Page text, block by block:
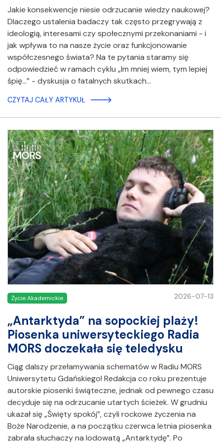
Jakie konsekwencje niesie odrzucanie wiedzy naukowej?
Dlaczego ustalenia badaczy tak często przegrywają z
ideologią, interesami czy społecznymi przekonaniami - i
jak wpływa to na nasze życie oraz funkcjonowanie
współczesnego świata? Na te pytania staramy się
odpowiedzieć w ramach cyklu „Im mniej wiem, tym lepiej
śpię...” - dyskusja o fatalnych skutkach…
CZYTAJ CAŁY ARTYKUŁ
Życie Akademickie 2026-07-13
„Antarktyda” na sopockiej plaży!
Piosenka uniwersyteckiego Radia
MORS doczekała się teledysku
Ciąg dalszy przełamywania schematów w Radiu MORS
Uniwersytetu Gdańskiego! Redakcja co roku prezentuje
autorskie piosenki świąteczne, jednak od pewnego czasu
decyduje się na odrzucanie utartych ścieżek. W grudniu
ukazał się „Święty spokój”, czyli rockowe życzenia na
Boże Narodzenie, a na początku czerwca letnia piosenka
zabrała słuchaczy na lodowatą „Antarktydę”. Po